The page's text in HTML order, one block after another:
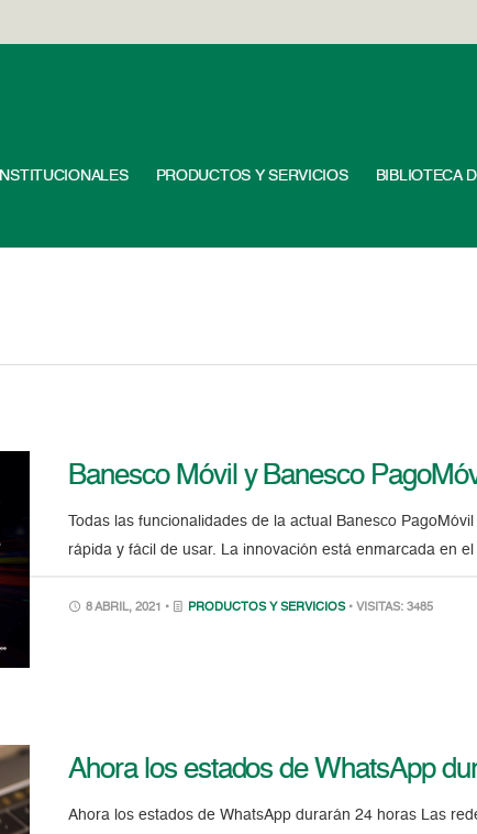
INSTITUCIONALES PRODUCTOS Y SERVICIOS BIBLIOTECA
Banesco Móvil y Banesco
Todas las funcionalidades de la actual Banesco
rápida y fácil de usar. La innovación está enmarcada en
8 ABRIL, 2021 • PRODUCTOS Y SERVICIOS • VISITAS: 3485
Ahora los estados de WhatsApp
Ahora los estados de WhatsApp durarán 24 horas Las